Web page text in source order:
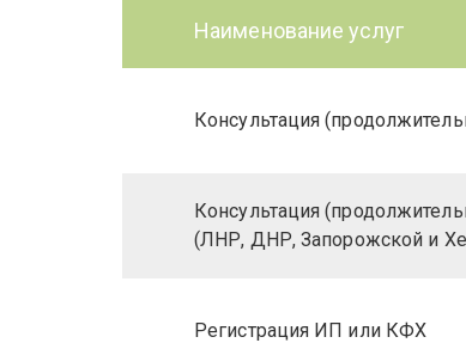
Наименование услуг
Консультация
Консультация
(ЛНР, ДНР, Запорожской и
Регистрация ИП или КФХ